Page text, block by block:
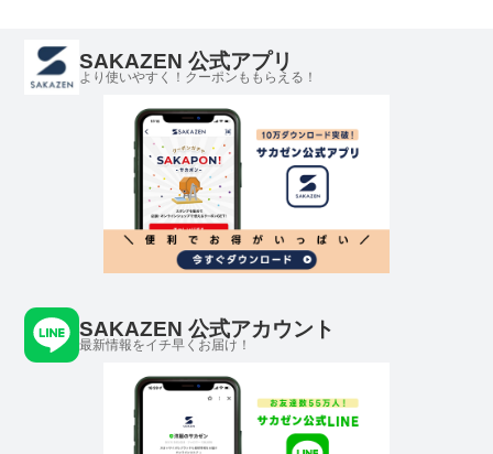
SAKAZEN 公式アプリ
より使いやすく！クーポンももらえる！
SAKAZEN 公式アカウント
最新情報をイチ早くお届け！